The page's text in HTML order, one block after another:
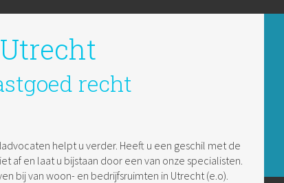
recht
helpt u verder. Heeft u een geschil met de
af en laat u bijstaan door een van onze specialisten.
bij van woon- en bedrijfsruimten in Utrecht (e.o).